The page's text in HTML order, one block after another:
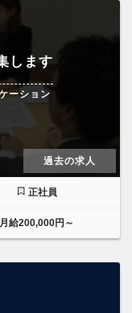
します
ーション
過去の求人
正社員
月給200,000円～